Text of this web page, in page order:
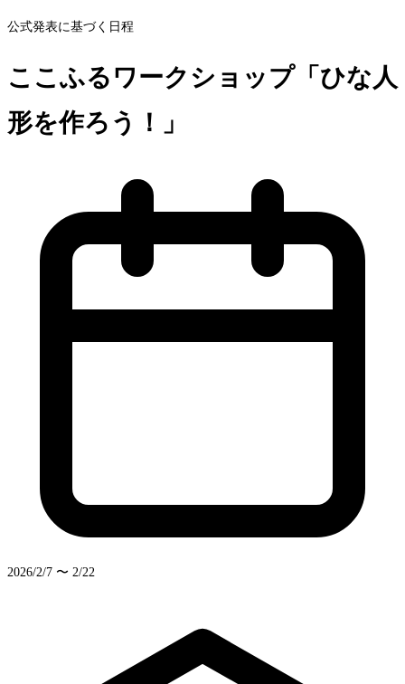
公式発表に基づく日程
ここふるワークショップ「ひな人
形を作ろう！」
2026/2/7 〜 2/22